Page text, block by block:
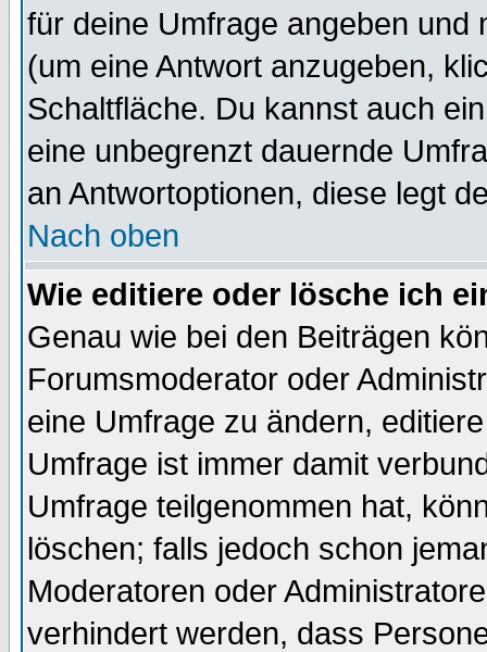
für deine Umfrage angeben und
(um eine Antwort anzugeben,
Schaltfläche. Du kannst auch
eine unbegrenzt dauernde
an Antwortoptionen, diese legt
Nach oben
Wie editiere oder lösche ich
Genau wie bei den Beiträgen
Forumsmoderator oder
eine Umfrage zu ändern,
Umfrage ist immer damit
Umfrage teilgenommen hat,
löschen; falls jedoch schon
Moderatoren oder
verhindert werden, dass